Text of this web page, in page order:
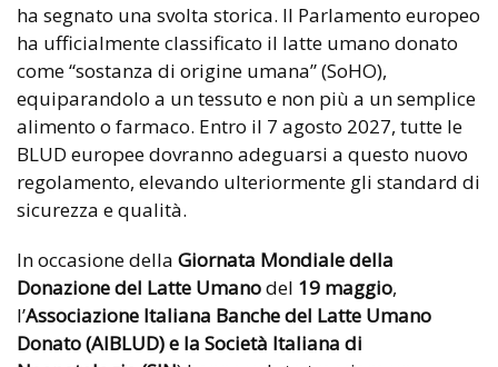
ha segnato una svolta storica. Il Parlamento europeo
ha ufficialmente classificato il latte umano donato
come “sostanza di origine umana” (SoHO),
equiparandolo a un tessuto e non più a un semplice
alimento o farmaco. Entro il 7 agosto 2027, tutte le
BLUD europee dovranno adeguarsi a questo nuovo
regolamento, elevando ulteriormente gli standard di
sicurezza e qualità.
In occasione della Giornata Mondiale della
Donazione del Latte Umanodel 19 maggio,
l’Associazione Italiana Banche del Latte Umano
Donato (AIBLUD) e la Società Italiana di